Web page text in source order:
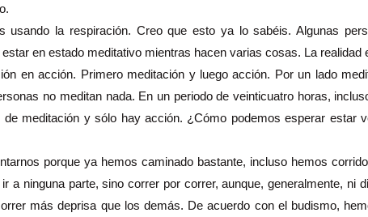
la respiración. Creo que esto ya lo sabéis. Algunas
en estado meditativo mientras hacen varias cosas. La realidad
en acción. Primero meditación y luego acción. Por un lado
no meditan nada. En un periodo de veinticuatro horas,
meditación y sólo hay acción. ¿Cómo podemos esperar estar
porque ya hemos caminado bastante, incluso hemos
a ninguna parte, sino correr por correr, aunque, generalmente, ni
más deprisa que los demás. De acuerdo con el budismo,